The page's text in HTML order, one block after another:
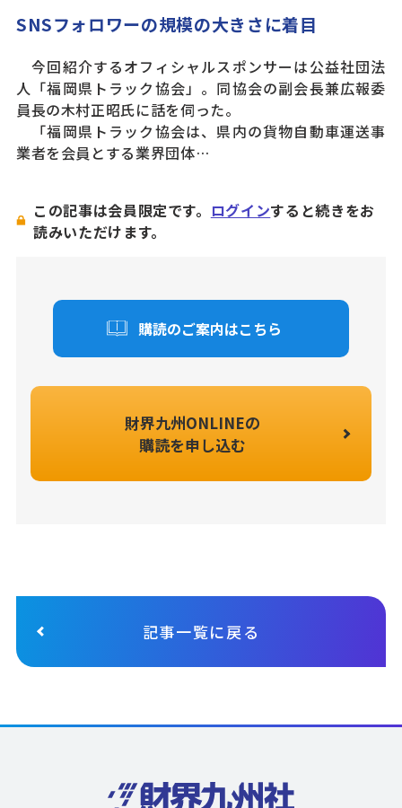
SNSフォロワーの規模の大きさに着目
今回紹介するオフィシャルスポンサーは公益社団法
人「福岡県トラック協会」。同協会の副会長兼広報委
員長の木村正昭氏に話を伺った。
「福岡県トラック協会は、県内の貨物自動車運送事
業者を会員とする業界団体…
この記事は会員限定です。 ログインすると続きをお
読みいただけます。
購読のご案内はこちら
財界九州ONLINEの
購読を申し込む
記事一覧に戻る